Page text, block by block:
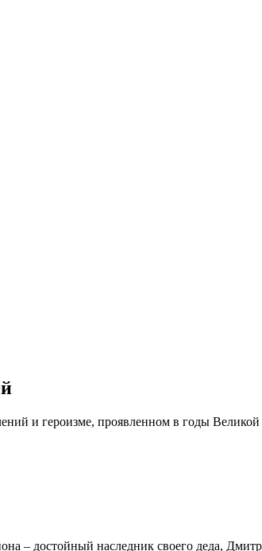
и героизме, проявленном в годы
– достойный наследник своего деда,